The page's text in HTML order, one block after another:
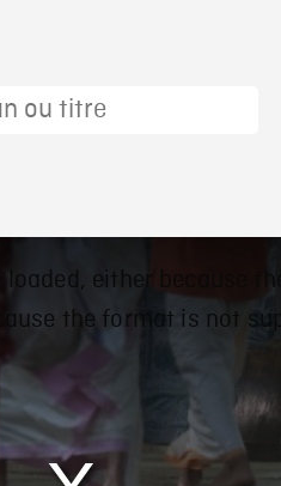
loaded, either because
the format is not